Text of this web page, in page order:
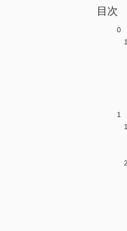
目次
0
1
②
③
④
1
1
①
②
2
③
④